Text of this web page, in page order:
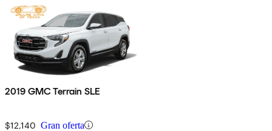
2019 GMC Terrain SLE
$12,140 Gran oferta